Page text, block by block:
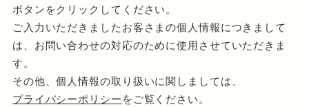
ボタンをクリックしてください。
ご入力いただきましたお客さまの個人情報につきまして
は、お問い合わせの対応のために使用させていただきま
す。
その他、個人情報の取り扱いに関しましては、
プライバシーポリシー をご覧ください。